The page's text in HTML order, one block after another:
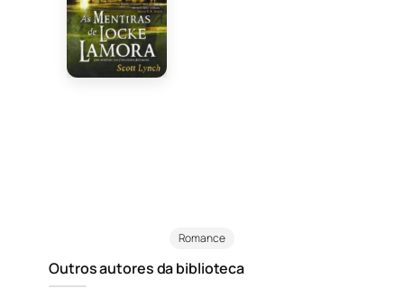
Romance
Outros autores da biblioteca